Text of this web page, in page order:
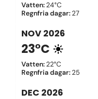
Vatten: 24°C
Regnfria dagar: 27
NOV 2026
23°C
Vatten: 22°C
Regnfria dagar: 25
DEC 2026